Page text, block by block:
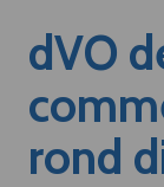
dVO
rond